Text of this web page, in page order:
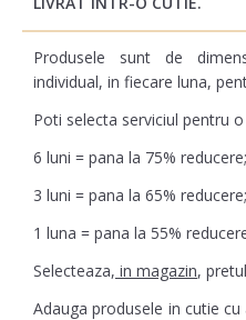
Produsele sunt de
individual, in fiecare luna,
Poti selecta serviciul pentru
6 luni = pana la 75% reducere;
3 luni = pana la 65% reducere;
1 luna = pana la 55%
Selecteaza, in magazin,
Adauga produsele in cutie